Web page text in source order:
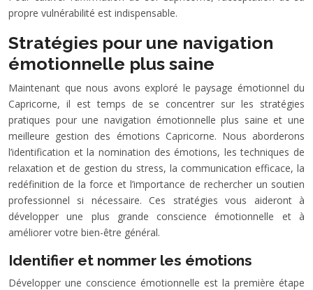
propre vulnérabilité est indispensable.
Stratégies pour une navigation
émotionnelle plus saine
Maintenant que nous avons exploré le paysage émotionnel du
Capricorne, il est temps de se concentrer sur les stratégies
pratiques pour une navigation émotionnelle plus saine et une
meilleure gestion des émotions Capricorne. Nous aborderons
l’identification et la nomination des émotions, les techniques de
relaxation et de gestion du stress, la communication efficace, la
redéfinition de la force et l’importance de rechercher un soutien
professionnel si nécessaire. Ces stratégies vous aideront à
développer une plus grande conscience émotionnelle et à
améliorer votre bien-être général.
Identifier et nommer les émotions
Développer une conscience émotionnelle est la première étape